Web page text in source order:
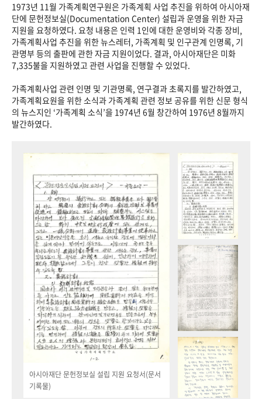
1973년 11월 가족계획연구원은 가족계획 사업 추진을 위하여 아시아재
단에 문헌정보실(Documentation Center) 설립과 운영을 위한 자금
지원을 요청하였다. 요청 내용은 인력 1인에 대한 운영비와 각종 장비,
가족계획사업 추진을 위한 뉴스레터, 가족계획 및 인구관계 인명록, 기
관명부 등의 출판에 관한 자금 지원이었다. 결과, 아시아재단은 미화
7,335불을 지원하였고 관련 사업을 진행할 수 있었다.
가족계획사업 관련 인명 및 기관명록, 연구결과 초록지를 발간하였고,
가족계획요원을 위한 소식과 가족계획 관련 정보 공유를 위한 신문 형식
의 뉴스지인 ‘가족계획 소식’을 1974년 6월 창간하여 1976년 8월까지
발간하였다.
아시아재단 문헌정보실 설립 지원 요청서(문서
기록물)